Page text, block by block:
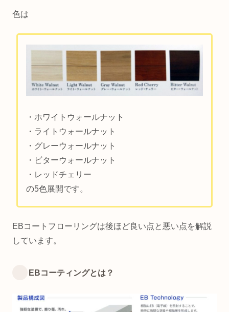
色は
・ホワイトウォールナット
・ライトウォールナット
・グレーウォールナット
・ビターウォールナット
・レッドチェリー
の5色展開です。
EBコートフローリングは後ほど良い点と悪い点を解説
しています。
EBコーティングとは？